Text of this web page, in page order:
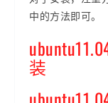
中的方法即可。
装